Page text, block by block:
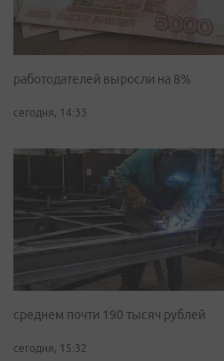
работодателей выросли на 8%
сегодня, 14:33
среднем почти 190 тысяч рублей
сегодня, 15:32